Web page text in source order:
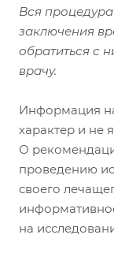
Вся
заключения
обратиться с
врачу.
Информация
характер и не
О
проведению
своего
на